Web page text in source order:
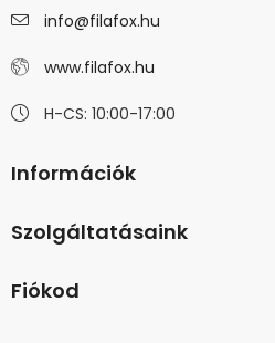
info@filafox.hu
www.filafox.hu
H-CS: 10:00-17:00
Információk
Szolgáltatásaink
Fiókod